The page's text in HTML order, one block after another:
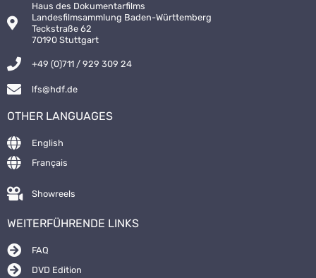
Haus des Dokumentarfilms
Landesfilmsammlung Baden-Württemberg
Teckstraße 62
70190 Stuttgart
+49 (0)711 / 929 309 24
lfs@hdf.de
OTHER LANGUAGES
English
Français
Showreels
WEITERFÜHRENDE LINKS
FAQ
DVD Edition